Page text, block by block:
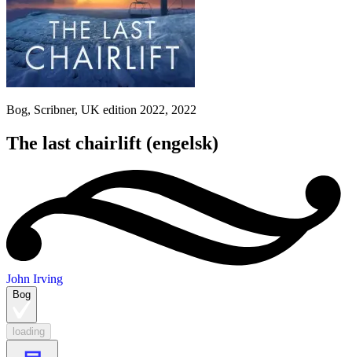
Bog, Scribner, UK edition 2022, 2022
The last chairlift (engelsk)
John Irving
Bog
loading